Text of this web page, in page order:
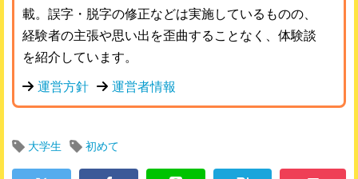
載。誤字・脱字の修正などは実施しているものの、
経験者の主張や思い出を歪曲することなく、体験談
を紹介しています。
運営方針 運営者情報
大学生 初めて